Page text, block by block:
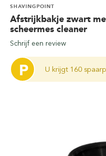
Afstrijkbakje zwart
scheermes cleaner
SHAVINGPOINT
Schrijf een review
P U krijgt 160